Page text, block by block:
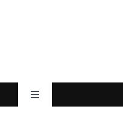
Toggle